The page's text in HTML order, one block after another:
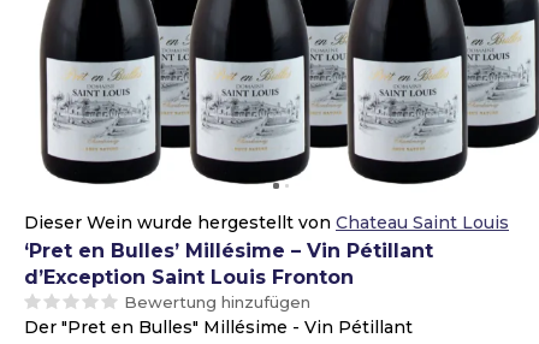
Dieser Wein wurde hergestellt von Chateau Saint Louis
‘Pret en Bulles’ Millésime – Vin Pétillant
d’Exception Saint Louis Fronton
Bewertung hinzufügen
Der "Pret en Bulles" Millésime - Vin Pétillant